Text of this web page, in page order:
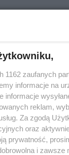
1162 zaufanych
informacje na
informacje
reklam,
Za zgodą
oraz
prywatność,
i